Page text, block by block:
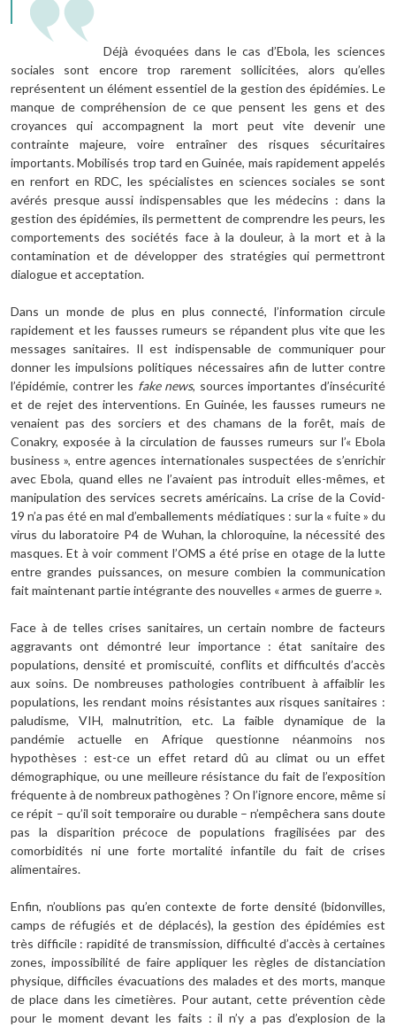
Déjà évoquées dans le cas d’Ebola, les sciences
sociales sont encore trop rarement sollicitées, alors qu’elles
représentent un élément essentiel de la gestion des épidémies. Le
manque de compréhension de ce que pensent les gens et des
croyances qui accompagnent la mort peut vite devenir une
contrainte majeure, voire entraîner des risques sécuritaires
importants. Mobilisés trop tard en Guinée, mais rapidement appelés
en renfort en RDC, les spécialistes en sciences sociales se sont
avérés presque aussi indispensables que les médecins : dans la
gestion des épidémies, ils permettent de comprendre les peurs, les
comportements des sociétés face à la douleur, à la mort et à la
contamination et de développer des stratégies qui permettront
dialogue et acceptation.
Dans un monde de plus en plus connecté, l’information circule
rapidement et les fausses rumeurs se répandent plus vite que les
messages sanitaires. Il est indispensable de communiquer pour
donner les impulsions politiques nécessaires afin de lutter contre
l’épidémie, contrer les fake news, sources importantes d’insécurité
et de rejet des interventions. En Guinée, les fausses rumeurs ne
venaient pas des sorciers et des chamans de la forêt, mais de
Conakry, exposée à la circulation de fausses rumeurs sur l’« Ebola
business », entre agences internationales suspectées de s’enrichir
avec Ebola, quand elles ne l’avaient pas introduit elles-mêmes, et
manipulation des services secrets américains. La crise de la Covid-
19 n’a pas été en mal d’emballements médiatiques : sur la « fuite » du
virus du laboratoire P4 de Wuhan, la chloroquine, la nécessité des
masques. Et à voir comment l’OMS a été prise en otage de la lutte
entre grandes puissances, on mesure combien la communication
fait maintenant partie intégrante des nouvelles « armes de guerre ».
Face à de telles crises sanitaires, un certain nombre de facteurs
aggravants ont démontré leur importance : état sanitaire des
populations, densité et promiscuité, conflits et difficultés d’accès
aux soins. De nombreuses pathologies contribuent à affaiblir les
populations, les rendant moins résistantes aux risques sanitaires :
paludisme, VIH, malnutrition, etc. La faible dynamique de la
pandémie actuelle en Afrique questionne néanmoins nos
hypothèses : est-ce un effet retard dû au climat ou un effet
démographique, ou une meilleure résistance du fait de l’exposition
fréquente à de nombreux pathogènes ? On l’ignore encore, même si
ce répit – qu’il soit temporaire ou durable – n’empêchera sans doute
pas la disparition précoce de populations fragilisées par des
comorbidités ni une forte mortalité infantile du fait de crises
alimentaires.
Enfin, n’oublions pas qu’en contexte de forte densité (bidonvilles,
camps de réfugiés et de déplacés), la gestion des épidémies est
très difficile : rapidité de transmission, difficulté d’accès à certaines
zones, impossibilité de faire appliquer les règles de distanciation
physique, difficiles évacuations des malades et des morts, manque
de place dans les cimetières. Pour autant, cette prévention cède
pour le moment devant les faits : il n’y a pas d’explosion de la